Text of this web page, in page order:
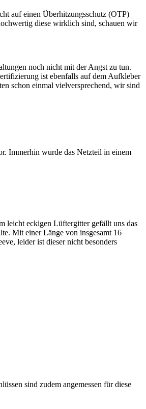
auf einen Überhitzungsschutz (OTP)
diese wirklich sind, schauen wir
noch nicht mit der Angst zu tun.
ist ebenfalls auf dem Aufkleber
schon einmal vielversprechend, wir sind
Immerhin wurde das Netzteil in einem
leicht eckigen Lüftergitter gefällt uns das
Mit einer Länge von insgesamt 16
leider ist dieser nicht besonders
sind zudem angemessen für diese